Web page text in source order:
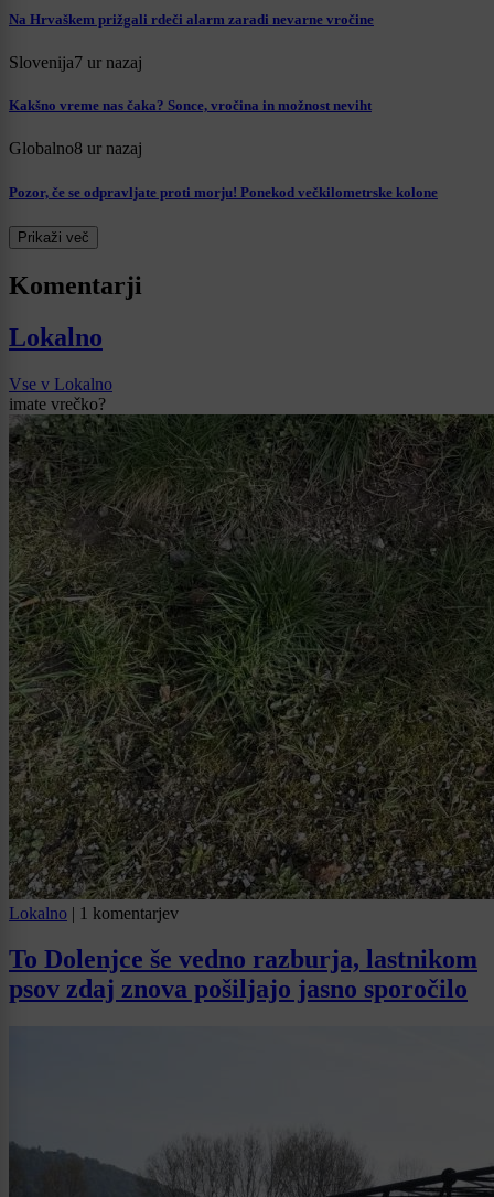
Na Hrvaškem prižgali rdeči alarm zaradi nevarne vročine
Slovenija7 ur nazaj
Kakšno vreme nas čaka? Sonce, vročina in možnost neviht
Globalno8 ur nazaj
Pozor, če se odpravljate proti morju! Ponekod večkilometrske kolone
Prikaži več
Komentarji
Lokalno
Vse v Lokalno
imate vrečko?
Lokalno | 1 komentarjev
To Dolenjce še vedno razburja, lastnikom
psov zdaj znova pošiljajo jasno sporočilo